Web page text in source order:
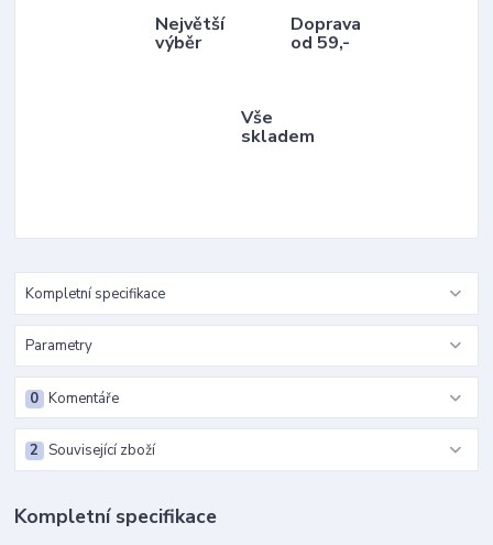
Největší
výběr
Doprava
od 59,-
Vše
skladem
Kompletní specifikace
Parametry
Komentáře
0
Související zboží
2
Kompletní specifikace